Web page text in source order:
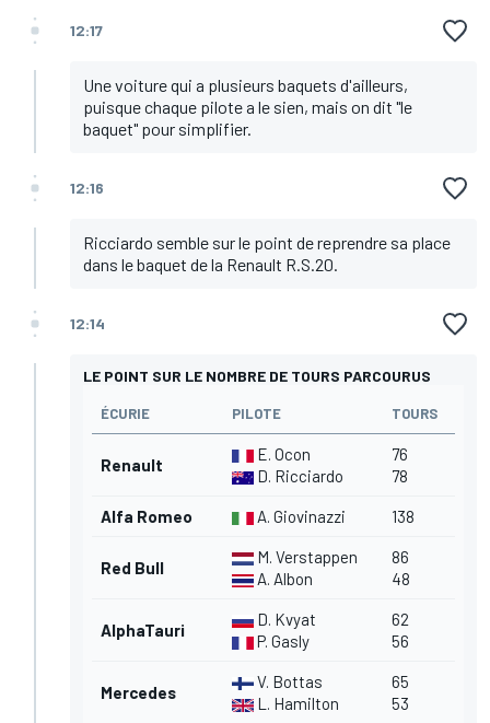
12:17
Une voiture qui a plusieurs baquets d'ailleurs,
puisque chaque pilote a le sien, mais on dit "le
baquet" pour simplifier.
12:16
Ricciardo semble sur le point de reprendre sa place
dans le baquet de la Renault R.S.20.
12:14
LE POINT SUR LE NOMBRE DE TOURS PARCOURUS
ÉCURIE PILOTE TOURS
Renault
E. Ocon
D. Ricciardo
76
78
Alfa Romeo A. Giovinazzi 138
Red Bull
M. Verstappen
A. Albon
86
48
AlphaTauri
D. Kvyat
P. Gasly
62
56
Mercedes
V. Bottas
L. Hamilton
65
53